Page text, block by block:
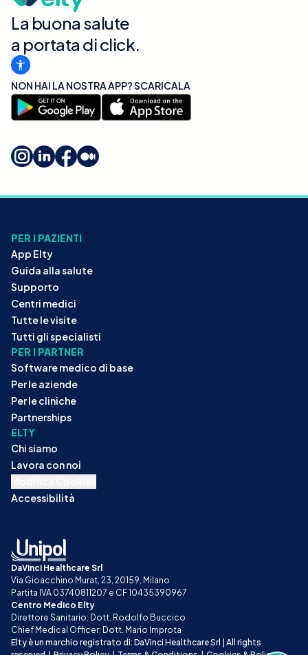
La buona salute
a portata di click.
NON HAI LA NOSTRA APP? SCARICALA
PER I PAZIENTI
App Elty
Guida alla salute
Supporto
Centri medici
Tutte le visite
Tutti gli specialisti
PER I PARTNER
Software medico di base
Per le aziende
Per le cliniche
Partnerships
ELTY
Chi siamo
Lavora con noi
Accessibilità
DaVinci Healthcare Srl
Via Gioacchino Murat, 23, 20159, Milano
Partita IVA 03740811207 e CF 10435390967
Centro Medico Elty
Direttore Sanitario: Dott. Rodolfo Buccico
Chief Medical Officer: Dott. Mario Improta
Elty è un marchio registrato di: DaVinci Healthcare Srl | All rights